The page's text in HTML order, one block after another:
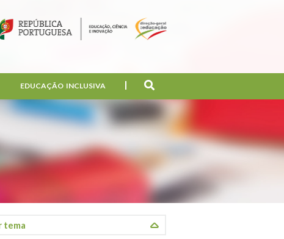
EDUCAÇÃO INCLUSIVA